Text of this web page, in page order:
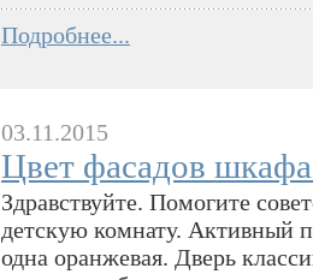
Подробнее...
03.11.2015
Цвет фасадов
Здравствуйте. Помогите
детскую комнату. Активный
одна оранжевая. Дверь